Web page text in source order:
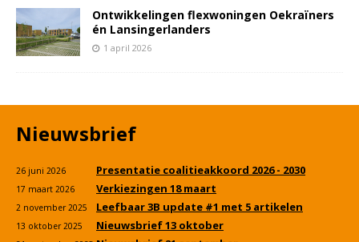
Ontwikkelingen flexwoningen Oekraïners
én Lansingerlanders
1 april 2026
Nieuwsbrief
26 juni 2026 Presentatie coalitieakkoord 2026 - 2030
17 maart 2026 Verkiezingen 18 maart
2 november 2025 Leefbaar 3B update #1 met 5 artikelen
13 oktober 2025 Nieuwsbrief 13 oktober